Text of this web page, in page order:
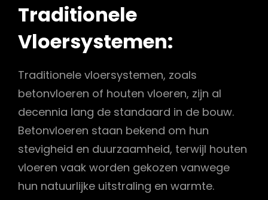
Traditionele
Vloersystemen:
Traditionele vloersystemen, zoals
betonvloeren of houten vloeren, zijn al
decennia lang de standaard in de bouw.
Betonvloeren staan bekend om hun
stevigheid en duurzaamheid, terwijl houten
vloeren vaak worden gekozen vanwege
hun natuurlijke uitstraling en warmte.